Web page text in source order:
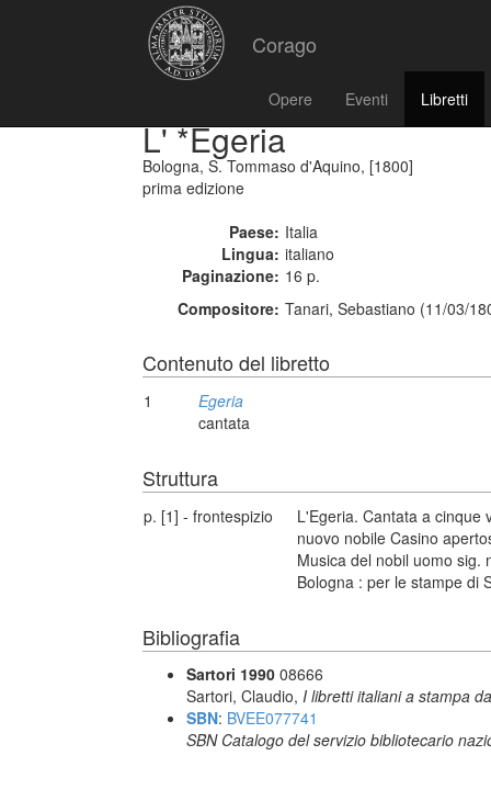
Corago
Opere Eventi Libretti
L' *Egeria
Bologna, S. Tommaso d'Aquino, [1800]
prima edizione
Paese: Italia
Lingua: italiano
Paginazione: 16 p.
Compositore: Tanari, Sebastiano (11/03/
Contenuto del libretto
1
Egeria
cantata
Struttura
p. [1] - frontespizio
L'Egeria. Cantata a cinque
nuovo nobile Casino
Musica del nobil uomo sig.
Bologna : per le stampe di
Bibliografia
Sartori 1990 08666
Sartori, Claudio, I libretti italiani a stampa
SBN: BVEE077741
SBN Catalogo del servizio bibliotecario